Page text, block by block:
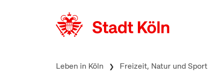
Leben in Köln Freizeit, Natur und Sport